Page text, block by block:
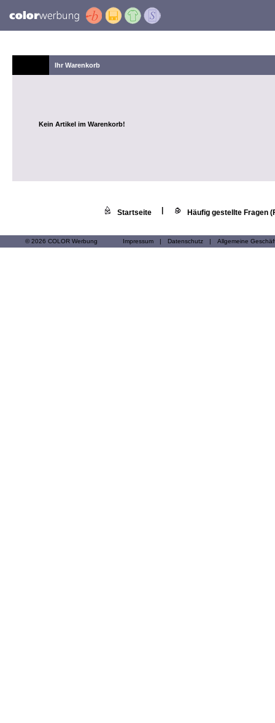
Ihr Warenkorb
Kein Artikel im Warenkorb!
Startseite Häufig gestellte Fragen
© 2026 COLOR Werbung Impressum | Datenschutz | Allgemeine